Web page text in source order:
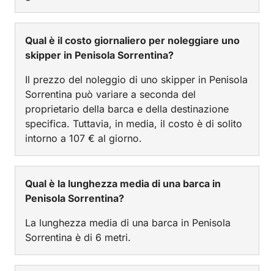
Qual è il costo giornaliero per noleggiare uno
skipper in Penisola Sorrentina?
Il prezzo del noleggio di uno skipper in Penisola
Sorrentina può variare a seconda del
proprietario della barca e della destinazione
specifica. Tuttavia, in media, il costo è di solito
intorno a 107 € al giorno.
Qual è la lunghezza media di una barca in
Penisola Sorrentina?
La lunghezza media di una barca in Penisola
Sorrentina è di 6 metri.